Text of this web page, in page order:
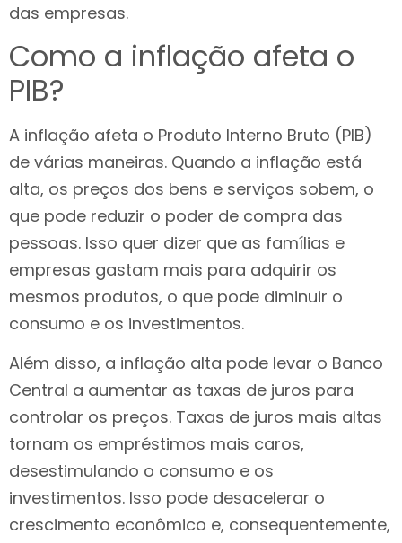
das empresas.
Como a inflação afeta o
PIB?
A inflação afeta o Produto Interno Bruto (PIB)
de várias maneiras. Quando a inflação está
alta, os preços dos bens e serviços sobem, o
que pode reduzir o poder de compra das
pessoas. Isso quer dizer que as famílias e
empresas gastam mais para adquirir os
mesmos produtos, o que pode diminuir o
consumo e os investimentos.
Além disso, a inflação alta pode levar o Banco
Central a aumentar as taxas de juros para
controlar os preços. Taxas de juros mais altas
tornam os empréstimos mais caros,
desestimulando o consumo e os
investimentos. Isso pode desacelerar o
crescimento econômico e, consequentemente,